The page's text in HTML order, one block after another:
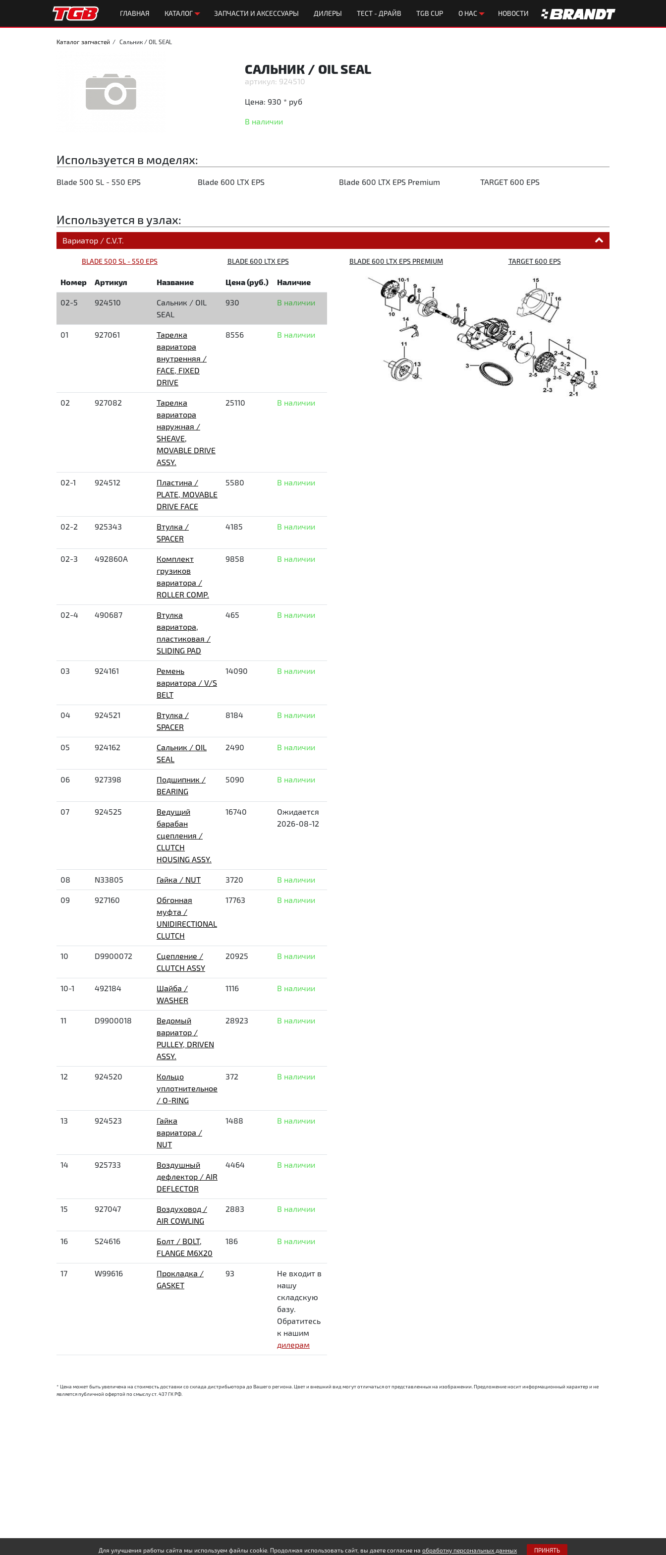
ГЛАВНАЯ КАТАЛОГ ЗАПЧАСТИ И АКСЕССУАРЫ ДИЛЕРЫ ТЕСТ - ДРАЙВ TGB CUP О НАС НОВОСТИ
Каталог запчастей Сальник / OIL SEAL
САЛЬНИК / OIL SEAL
924510
Цена: 930 * руб
В наличии
Используется в моделях:
Blade 500 SL - 550 EPS Blade 600 LTX EPS Blade 600 LTX EPS Premium TARGET 600 EPS
Используется в узлах:
Вариатор / C.V.T.
BLADE 500 SL - 550 EPS BLADE 600 LTX EPS BLADE 600 LTX EPS PREMIUM TARGET 600 EPS
Номер Артикул Название Цена (руб.) Наличие
02-5 924510
Сальник / OIL
SEAL
930 В наличии
01 927061
Тарелка
вариатора
внутренняя /
FACE, FIXED
DRIVE
8556 В наличии
02 927082
Тарелка
вариатора
наружная /
SHEAVE,
MOVABLE DRIVE
ASSY.
25110 В наличии
02-1 924512
Пластина /
PLATE, MOVABLE
DRIVE FACE
5580 В наличии
02-2 925343
Втулка /
SPACER
4185 В наличии
02-3 492860A
Комплект
грузиков
вариатора /
ROLLER COMP.
9858 В наличии
02-4 490687
Втулка
вариатора,
пластиковая /
SLIDING PAD
465 В наличии
03 924161
Ремень
вариатора / V/S
BELT
14090 В наличии
04 924521
Втулка /
SPACER
8184 В наличии
05 924162
Сальник / OIL
SEAL
2490 В наличии
06 927398
Подшипник /
BEARING
5090 В наличии
07 924525
Ведущий
барабан
сцепления /
CLUTCH
HOUSING ASSY.
16740
Ожидается
2026-08-12
08 N33805 Гайка / NUT 3720 В наличии
09 927160
Обгонная
муфта /
UNIDIRECTIONAL
CLUTCH
17763 В наличии
10 D9900072
Сцепление /
CLUTCH ASSY
20925 В наличии
10-1 492184
Шайба /
WASHER
1116 В наличии
11 D9900018
Ведомый
вариатор /
PULLEY, DRIVEN
ASSY.
28923 В наличии
12 924520
Кольцо
уплотнительное
/ O-RING
372 В наличии
13 924523
Гайка
вариатора /
NUT
1488 В наличии
14 925733
Воздушный
дефлектор / AIR
DEFLECTOR
4464 В наличии
15 927047
Воздуховод /
AIR COWLING
2883 В наличии
16 S24616
Болт / BOLT,
FLANGE M6X20
186 В наличии
17 W99616
Прокладка /
GASKET
93
Не входит в
нашу
складскую
базу.
Обратитесь
к нашим
дилерам
* Цена может быть увеличена на стоимость доставки со склада дистрибьютора до Вашего региона. Цвет и внешний вид могут отличаться от представленных на изображении. Предложение носит информационный характер и не
является публичной офертой по смыслу ст. 437 ГК РФ.
Для улучшения работы сайта мы используем файлы cookie. Продолжая использовать сайт, вы даете согласие на обработку персональных данных ПРИНЯТЬ